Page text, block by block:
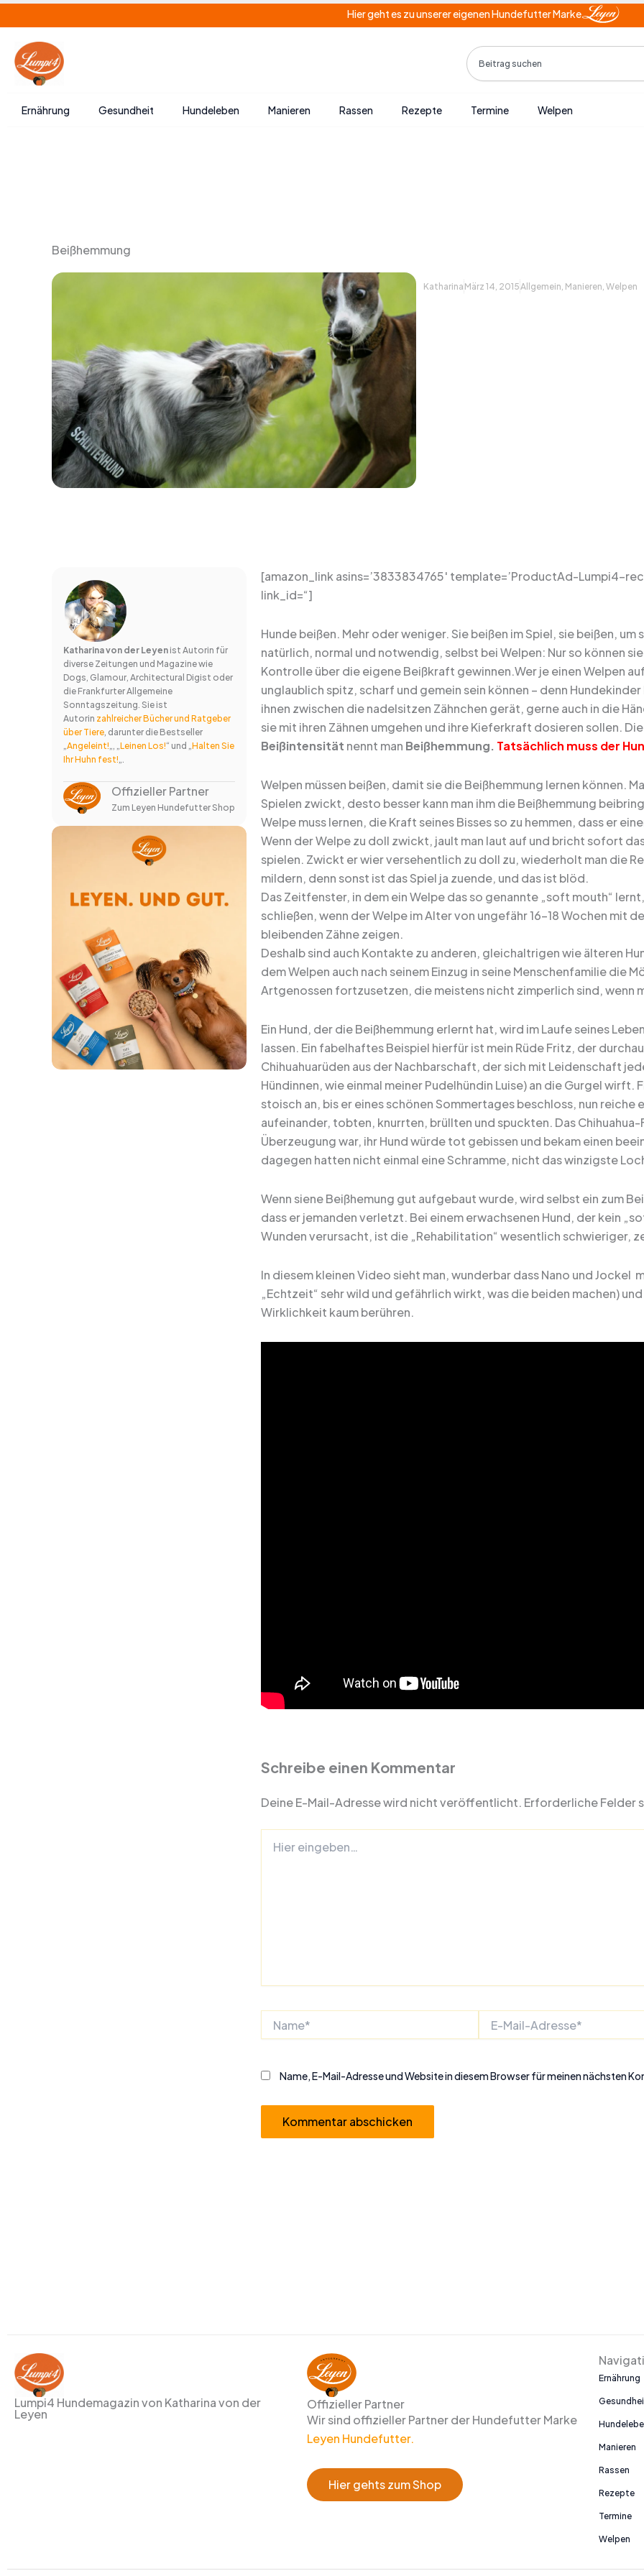
Zum
Inhalt
springen
Hier geht es zu unserer eigenen Hundefutter Marke
Search
Ernährung Gesundheit Hundeleben Manieren Rassen Rezepte Termine Welpen
Beißhemmung
KatharinaMärz 14, 2015Allgemein Manieren Welpen
Katharina von der Leyen ist Autorin für
diverse Zeitungen und Magazine wie
Dogs, Glamour, Architectural Digist oder
die Frankfurter Allgemeine
Sonntagszeitung. Sie ist
Autorin zahlreicher Bücher und Ratgeber
über Tiere , darunter die Bestseller
Angeleint! Leinen Los!“ und „ Halten Sie
Ihr Huhn fest!
Offizieller Partner
Zum Leyen Hundefutter Shop
[amazon_link asins=’3833834765′ template=’ProductAd-Lumpi4-
link_id=“]
Hunde beißen. Mehr oder weniger. Sie beißen im Spiel, sie beißen, um
natürlich, normal und notwendig, selbst bei Welpen: Nur so können
Kontrolle über die eigene Beißkraft gewinnen.Wer je einen Welpen
unglaublich spitz, scharf und gemein sein können – denn
ihnen zwischen die nadelsitzen Zähnchen gerät, gerne auch in die
sie mit ihren Zähnen umgehen und ihre Kieferkraft dosieren sollen. Die
Beißintensität nennt man Beißhemmung. Tatsächlich muss der
Welpen müssen beißen, damit sie die Beißhemmung lernen können.
Spielen zwickt, desto besser kann man ihm die Beißhemmung
Welpe muss lernen, die Kraft seines Bisses so zu hemmen, dass er
Wenn der Welpe zu doll zwickt, jault man laut auf und bricht sofort
spielen. Zwickt er wier versehentlich zu doll zu, wiederholt man die
mildern, denn sonst ist das Spiel ja zuende, und das ist blöd.
Das Zeitfenster, in dem ein Welpe das so genannte „soft mouth“
schließen, wenn der Welpe im Alter von ungefähr 16-18 Wochen mit
bleibenden Zähne zeigen.
Deshalb sind auch Kontakte zu anderen, gleichaltrigen wie älteren
dem Welpen auch nach seinem Einzug in seine Menschenfamilie die
Artgenossen fortzusetzen, die meistens nicht zimperlich sind, wenn
Ein Hund, der die Beißhemmung erlernt hat, wird im Laufe seines
lassen. Ein fabelhaftes Beispiel hierfür ist mein Rüde Fritz, der
Chihuahuarüden aus der Nachbarschaft, der sich mit Leidenschaft
Hündinnen, wie einmal meiner Pudelhündin Luise) an die Gurgel wirft.
stoisch an, bis er eines schönen Sommertages beschloss, nun reiche
aufeinander, tobten, knurrten, brüllten und spuckten. Das
Überzeugung war, ihr Hund würde tot gebissen und bekam einen
dagegen hatten nicht einmal eine Schramme, nicht das winzigste
Wenn siene Beißhemung gut aufgebaut wurde, wird selbst ein zum
dass er jemanden verletzt. Bei einem erwachsenen Hund, der kein
Wunden verursacht, ist die „Rehabilitation“ wesentlich schwieriger,
In diesem kleinen Video sieht man, wunderbar dass Nano und Jockel
„Echtzeit“ sehr wild und gefährlich wirkt, was die beiden machen)
Wirklichkeit kaum berühren.
Schreibe einen Kommentar
Deine E-Mail-Adresse wird nicht veröffentlicht. Erforderliche Felder
eingeben…
Mail-
Name, E-Mail-Adresse und Website in diesem Browser für meinen nächsten
Lumpi4 Hundemagazin von Katharina von der
Leyen
Offizieller Partner
Wir sind offizieller Partner der Hundefutter Marke
Leyen Hundefutter.
Hier gehts zum Shop
Ernährung
Manieren
Rassen
Rezepte
Termine
Welpen